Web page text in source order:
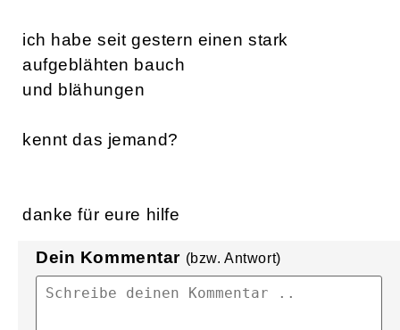
ich habe seit gestern einen stark
aufgeblähten bauch
und blähungen
kennt das jemand?
danke für eure hilfe
Dein Kommentar (bzw. Antwort)